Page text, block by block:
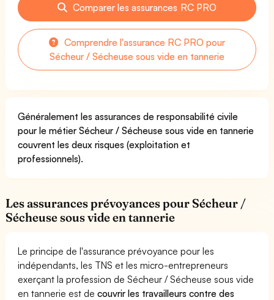
Comparer les assurances RC PRO
Comprendre l'assurance RC PRO pour
Sécheur / Sécheuse sous vide en tannerie
Généralement les assurances de responsabilité civile
pour le métier Sécheur / Sécheuse sous vide en tannerie
couvrent les deux risques (exploitation et
professionnels).
Les assurances prévoyances pour Sécheur /
Sécheuse sous vide en tannerie
Le principe de l'assurance prévoyance pour les
indépendants, les TNS et les micro-entrepreneurs
exerçant la profession de Sécheur / Sécheuse sous vide
en tannerie est decouvrir les travailleurs contre des